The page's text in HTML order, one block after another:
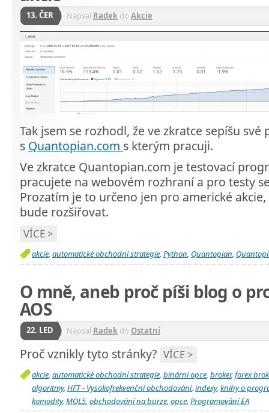
13. ČER Napsal Radek do Akcie
Tak jsem se rozhodl, že ve zkratce sepíšu své
s Quantopian.com s kterým pracuji.
Ve zkratce Quantopian.com je testovací
pracujete na webovém rozhraní a pro testy
Prozatím je to určeno jen pro americké
bude rozšiřovat.
VÍCE >
akcie, automatické obchodní strategie, Python, Quantopian,
O mně, aneb proč píši blog o
AOS
22. LED Napsal Radek do Ostatní
Proč vznikly tyto stránky? VÍCE >
akcie, automatické obchodní strategie, binární opce, broker,forex
algoritmy, HFT - Vysokofrekvenční obchodování, indexy, knihy o
komodity, MQL5, obchodování na burze, opce, Programování EA